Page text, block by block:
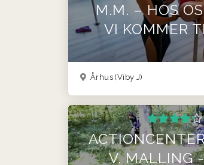
M.M. – HOS
VI KOMMER
Århus (Viby J)
V. MALLING